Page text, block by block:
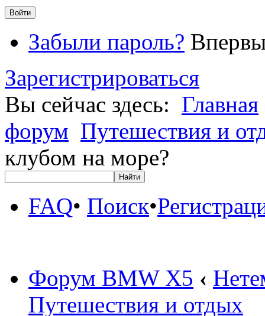
Забыли пароль?
Зарегистрироваться
Вы сейчас здесь: Главная
форум Путешествия и
клубом на море?
FAQ• Поиск•
Форум BMW X5 ‹
Путешествия и отдых